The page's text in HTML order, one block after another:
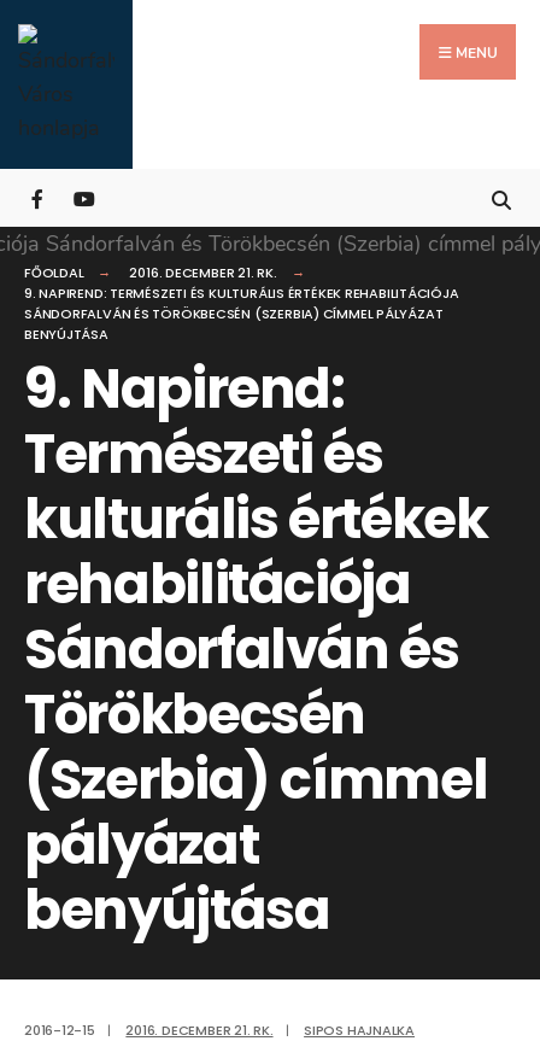
Skip
to
content
MENU
FŐOLDAL
2016. DECEMBER 21. RK.
9. NAPIREND: TERMÉSZETI ÉS KULTURÁLIS ÉRTÉKEK REHABILITÁCIÓJA
SÁNDORFALVÁN ÉS TÖRÖKBECSÉN (SZERBIA) CÍMMEL PÁLYÁZAT
BENYÚJTÁSA
9. Napirend:
Természeti és
kulturális értékek
rehabilitációja
Sándorfalván és
Törökbecsén
(Szerbia) címmel
pályázat
benyújtása
2016-12-15 | 2016. DECEMBER 21. RK. | SIPOS HAJNALKA
for:
Close